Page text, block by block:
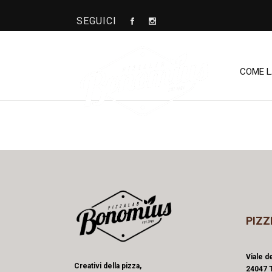
SEGUICI
COME
Creativi della pizza,
Viale
24047